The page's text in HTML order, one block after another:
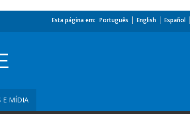
Esta página em: Português English Español
E MÍDIA